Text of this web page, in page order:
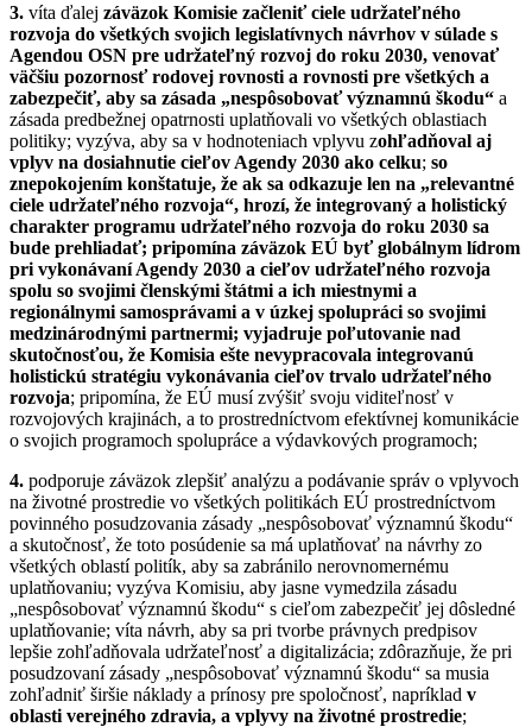
3. víta ďalej záväzok Komisie začleniť ciele udržateľného
rozvoja do všetkých svojich legislatívnych návrhov v súlade s
Agendou OSN pre udržateľný rozvoj do roku 2030, venovať
väčšiu pozornosť rodovej rovnosti a rovnosti pre všetkých a
zabezpečiť, aby sa zásada „nespôsobovať významnú škodu“ a
zásada predbežnej opatrnosti uplatňovali vo všetkých oblastiach
politiky; vyzýva, aby sa v hodnoteniach vplyvu zohľadňoval aj
vplyv na dosiahnutie cieľov Agendy 2030 ako celku; so
znepokojením konštatuje, že ak sa odkazuje len na „relevantné
ciele udržateľného rozvoja“, hrozí, že integrovaný a holistický
charakter programu udržateľného rozvoja do roku 2030 sa
bude prehliadať; pripomína záväzok EÚ byť globálnym lídrom
pri vykonávaní Agendy 2030 a cieľov udržateľného rozvoja
spolu so svojimi členskými štátmi a ich miestnymi a
regionálnymi samosprávami a v úzkej spolupráci so svojimi
medzinárodnými partnermi; vyjadruje poľutovanie nad
skutočnosťou, že Komisia ešte nevypracovala integrovanú
holistickú stratégiu vykonávania cieľov trvalo udržateľného
rozvoja; pripomína, že EÚ musí zvýšiť svoju viditeľnosť v
rozvojových krajinách, a to prostredníctvom efektívnej komunikácie
o svojich programoch spolupráce a výdavkových programoch;
4. podporuje záväzok zlepšiť analýzu a podávanie správ o vplyvoch
na životné prostredie vo všetkých politikách EÚ prostredníctvom
povinného posudzovania zásady „nespôsobovať významnú škodu“
a skutočnosť, že toto posúdenie sa má uplatňovať na návrhy zo
všetkých oblastí politík, aby sa zabránilo nerovnomernému
uplatňovaniu; vyzýva Komisiu, aby jasne vymedzila zásadu
„nespôsobovať významnú škodu“ s cieľom zabezpečiť jej dôsledné
uplatňovanie; víta návrh, aby sa pri tvorbe právnych predpisov
lepšie zohľadňovala udržateľnosť a digitalizácia; zdôrazňuje, že pri
posudzovaní zásady „nespôsobovať významnú škodu“ sa musia
zohľadniť širšie náklady a prínosy pre spoločnosť, napríklad v
oblasti verejného zdravia, a vplyvy na životné prostredie;